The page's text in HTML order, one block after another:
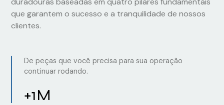
que garantem o sucesso e a tranquilidade de nossos
clientes.
De peças que você precisa para sua operação
continuar rodando.
+1M